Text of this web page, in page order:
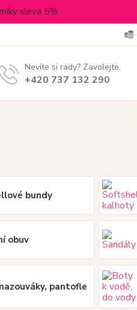
sleva 5%.
Nevíte si rady? Zavolejte.
+420 737 132 290
bundy
obuv
pantofle